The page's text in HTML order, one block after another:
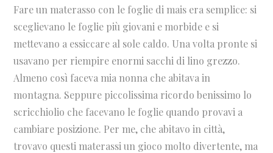
Fare un materasso con le foglie di mais era semplice: si
sceglievano le foglie più giovani e morbide e si
mettevano a essiccare al sole caldo. Una volta pronte si
usavano per riempire enormi sacchi di lino grezzo.
Almeno così faceva mia nonna che abitava in
montagna. Seppure piccolissima ricordo benissimo lo
scricchiolio che facevano le foglie quando provavi a
cambiare posizione. Per me, che abitavo in città,
trovavo questi materassi un gioco molto divertente, ma